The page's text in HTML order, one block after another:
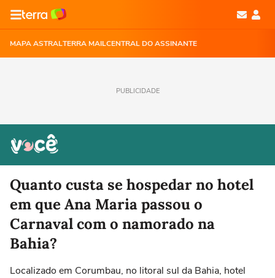
MAPA ASTRALTERRA MAILCENTRAL DO ASSINANTE
PUBLICIDADE
Quanto custa se hospedar no hotel
em que Ana Maria passou o
Carnaval com o namorado na
Bahia?
Localizado em Corumbau, no litoral sul da Bahia, hotel